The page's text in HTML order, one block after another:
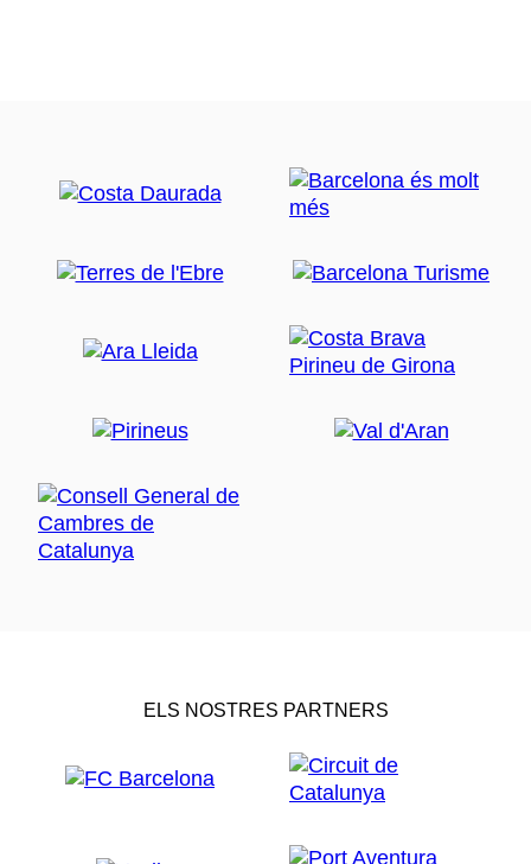
ELS NOSTRES PARTNERS